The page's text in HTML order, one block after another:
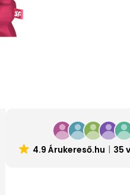
4.9 Árukereső.hu 35